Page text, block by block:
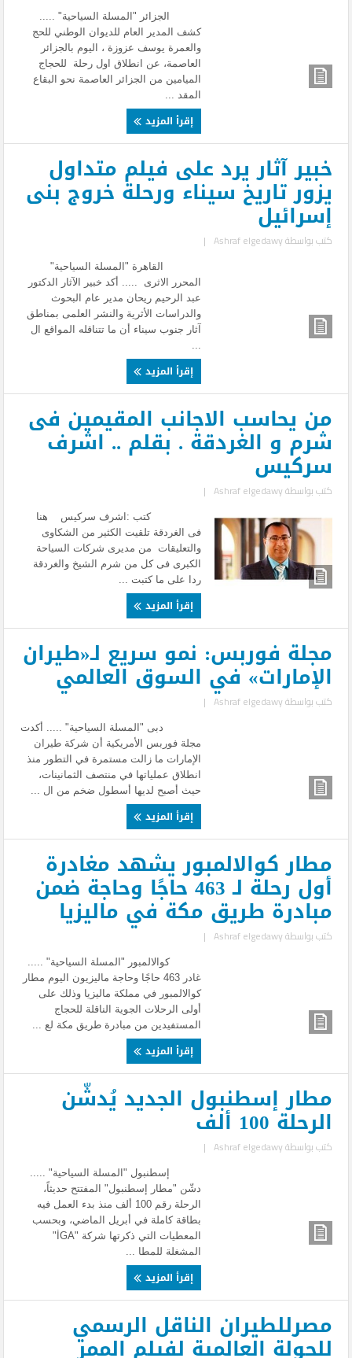
الجزائر "المسلة السياحية" .....
كشف المدير العام للديوان الوطني للحج
والعمرة يوسف عزوزة ، اليوم بالجزائر
العاصمة، عن انطلاق اول رحلة للحجاج
الميامين من الجزائر العاصمة نحو البقاع
المقد ...
إقرأ المزيد
خبير آثار يرد على فيلم متداول
يزور تاريخ سيناء ورحلة خروج بنى
إسرائيل
كتب بواسطةAshraf elgedawy
|
القاهرة "المسلة السياحية"
المحرر الاثرى ..... أكد خبير الآثار الدكتور
عبد الرحيم ريحان مدير عام البحوث
والدراسات الأثرية والنشر العلمى بمناطق
آثار جنوب سيناء أن ما تتناقله المواقع ال
إقرأ المزيد
من يحاسب الاجانب المقيمين فى
شرم و الغردقة . بقلم .. اشرف
سركيس
كتب بواسطةAshraf elgedawy
|
كتب :اشرف سركيس هنا
فى الغردقة تلقيت الكثير من الشكاوى
والتعليقات من مديرى شركات السياحة
الكبرى فى كل من شرم الشيخ والغردقة
ردا على ما كتبت ...
إقرأ المزيد
مجلة فوربس: نمو سريع لـ«طيران
الإمارات» في السوق العالمي
كتب بواسطةAshraf elgedawy
|
دبى "المسلة السياحية" ..... أكدت
مجلة فوربس الأمريكية أن شركة طيران
الإمارات ما زالت مستمرة في التطور منذ
انطلاق عملياتها في منتصف الثمانينات،
حيث أصبح لديها أسطول ضخم من ال ...
إقرأ المزيد
مطار كوالالمبور يشهد مغادرة
أول رحلة لـ 463 حاجًا وحاجة ضمن
مبادرة طريق مكة في ماليزيا
كتب بواسطةAshraf elgedawy
|
كوالالمبور "المسلة السياحية" .....
غادر 463 حاجًا وحاجة ماليزيون اليوم مطار
كوالالمبور في مملكة ماليزيا وذلك على
أولى الرحلات الجوية الناقلة للحجاج
المستفيدين من مبادرة طريق مكة لع ...
إقرأ المزيد
مطار إسطنبول الجديد يُدشّن
الرحلة 100 ألف
كتب بواسطةAshraf elgedawy
|
إسطنبول "المسلة السياحية" .....
دشّن "مطار إسطنبول" المفتتح حديثاً،
الرحلة رقم 100 ألف منذ بدء العمل فيه
بطاقة كاملة في أبريل الماضي، وبحسب
المعطيات التي ذكرتها شركة "İGA"
المشغلة للمطا ...
إقرأ المزيد
مصرللطيران الناقل الرسمي
للجولة العالمية لفيلم الممر